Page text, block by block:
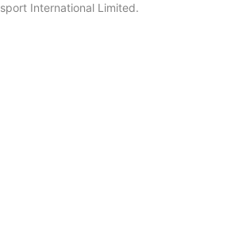
International Limited.